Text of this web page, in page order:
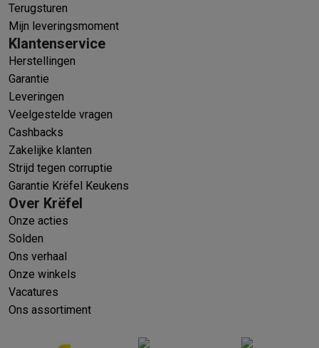
Terugsturen
Mijn leveringsmoment
Klantenservice
Herstellingen
Garantie
Leveringen
Veelgestelde vragen
Cashbacks
Zakelijke klanten
Strijd tegen corruptie
Garantie Krëfel Keukens
Over Krëfel
Onze acties
Solden
Ons verhaal
Onze winkels
Vacatures
Ons assortiment